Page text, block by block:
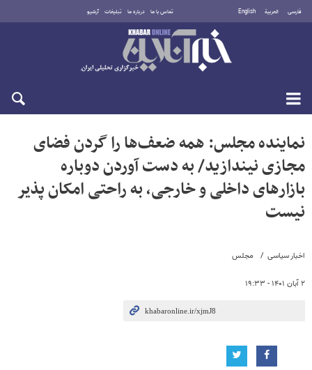
فارسی العربية English تماس با ما درباره ما تبلیغات آرشیو
جمعه ۱۶ مرداد ۱۴۰۵
اخبار سیاسی مجلس
۲ آبان ۱۴۰۱ - ۱۹:۳۳
نماینده مجلس: همه ضعف‌ها را گردن فضای
مجازی نیندازید/ به دست آوردن دوباره
بازارهای داخلی و خارجی، به راحتی امکان پذیر
نیست